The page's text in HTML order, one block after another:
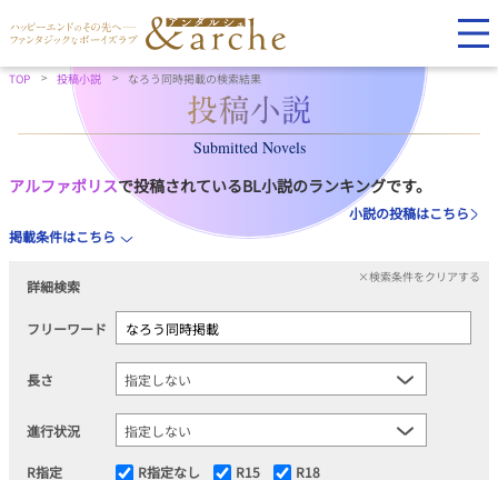
TOP 投稿小説 なろう同時掲載の検索結果
Submitted Novels
アルファポリスで投稿されているBL小説のランキングです。
小説の投稿はこちら
掲載条件はこちら
詳細検索
×検索条件をクリアする
フリーワード
長さ
進行状況
R指定 R指定なし R15 R18